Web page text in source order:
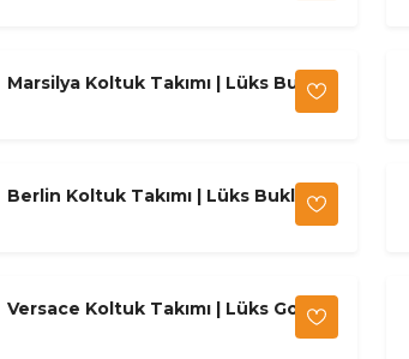
Marsilya Koltuk Takımı | Lüks Bukle
Berlin Koltuk Takımı | Lüks Bukle
Versace Koltuk Takımı | Lüks Gold